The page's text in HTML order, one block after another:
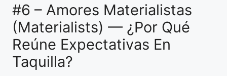
#6 – Amores Materialistas
(Materialists) — ¿Por Qué
Reúne Expectativas En
Taquilla?